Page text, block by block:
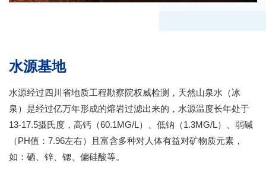
水源基地
水源经过四川省地质工程勘察院权威检测，天然山泉水（冰
泉）是经过亿万年形成的熔岩过滤出来的，水源温度长年处于
13-17.5摄氏度，高钙（60.1MG/L）、低钠（1.3MG/L）、弱碱
（PH值：7.96左右）且富含多种对人体有益对矿物质元素，
如：硒、锌、锶、偏硅酸等。